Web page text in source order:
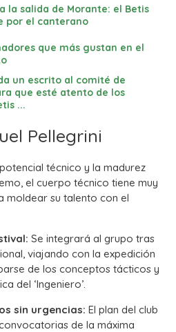
la salida de Morante: el Betis
por el canterano
que más gustan en el
un escrito al comité de
que esté atento de los
...
Pellegrini
técnico y la madurez
el cuerpo técnico tiene muy
moldear su talento con el
Se integrará al grupo tras
viajando con la expedición
de los conceptos tácticos y
del ‘Ingeniero’.
sin urgencias: El plan del club
de la máxima